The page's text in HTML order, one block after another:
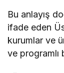
Bu anlayış
ifade eden
kurumlar ve
ve programlı